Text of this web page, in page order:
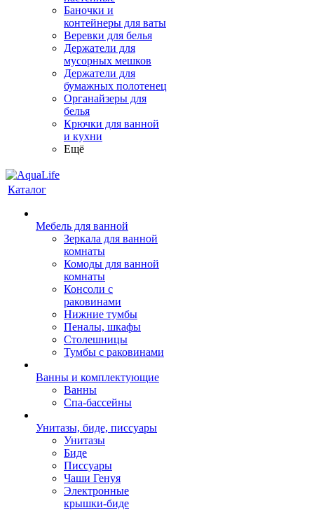
Баночки и
контейнеры для ваты
Веревки для белья
Держатели для
мусорных мешков
Держатели для
бумажных полотенец
Органайзеры для
белья
Крючки для ванной
и кухни
Ещё
Каталог
Мебель для ванной
Зеркала для ванной
комнаты
Комоды для ванной
комнаты
Консоли с
раковинами
Нижние тумбы
Пеналы, шкафы
Столешницы
Тумбы с раковинами
Ванны и комплектующие
Ванны
Спа-бассейны
Унитазы, биде, писсуары
Унитазы
Биде
Писсуары
Чаши Генуя
Электронные
крышки-биде